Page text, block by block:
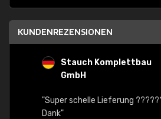
KUNDENREZENSIONEN
Stauch Komplettbau
GmbH
"Super schelle Lieferung
Dank"